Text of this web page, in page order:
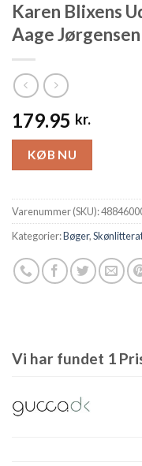
Karen Blixens
Aage
179.95 kr.
KØB NU
Varenummer (SKU):
Kategorier:Bøger,
Vi har fundet 1